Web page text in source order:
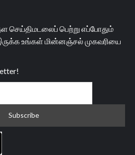
பெற்று எப்போதும்
உங்கள் மின்னஞ்சல் முகவரியை